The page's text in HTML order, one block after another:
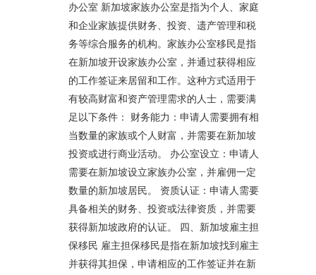
办公室 新加坡家族办公室是指为个人、家庭
和企业家族提供财务、投资、遗产管理和税
务等综合服务的机构。家族办公室移民是指
在新加坡开设家族办公室，并通过获得相应
的工作签证来居留和工作。这种方式适用于
有较高财富和资产管理需求的人士，需要满
足以下条件： 财务能力：申请人需要拥有相
当数量的家族或个人财富，并需要在新加坡
投资或进行商业活动。 办公室设立：申请人
需要在新加坡设立家族办公室，并雇佣一定
数量的新加坡居民。 资质认证：申请人需要
具备相关的财务、投资或法律资质，并需要
获得新加坡政府的认证。 四、新加坡雇主担
保移民 雇主担保移民是指在新加坡找到雇主
并获得其担保，申请相应的工作签证并在新